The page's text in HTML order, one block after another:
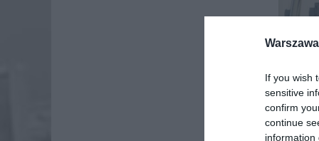
If you wish
sensitive
confirm
continue
information
miasto